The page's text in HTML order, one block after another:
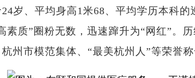
、平均身高1米68、平均学历本科的
素质”圈粉无数，迅速蹿升为“网红”。
州市模范集体、“最美杭州人”等荣誉称